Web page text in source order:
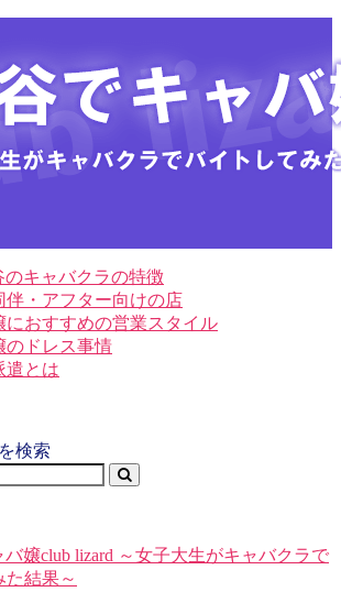
のキャバクラの特徴
伴・アフター向けの店
におすすめの営業スタイル
のドレス事情
遣とは
検索
嬢club lizard ～女子大生がキャバクラで
た結果～